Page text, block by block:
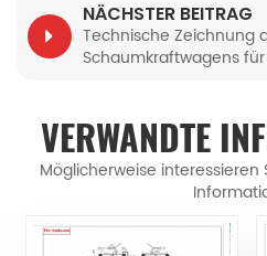
NÄCHSTER BEITRAG
Technische Zeichnung
Schaumkraftwagens
VERWANDTE
Möglicherweise